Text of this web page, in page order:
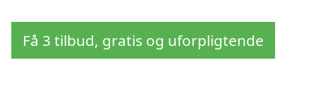
Få 3 tilbud, gratis og uforpligtende